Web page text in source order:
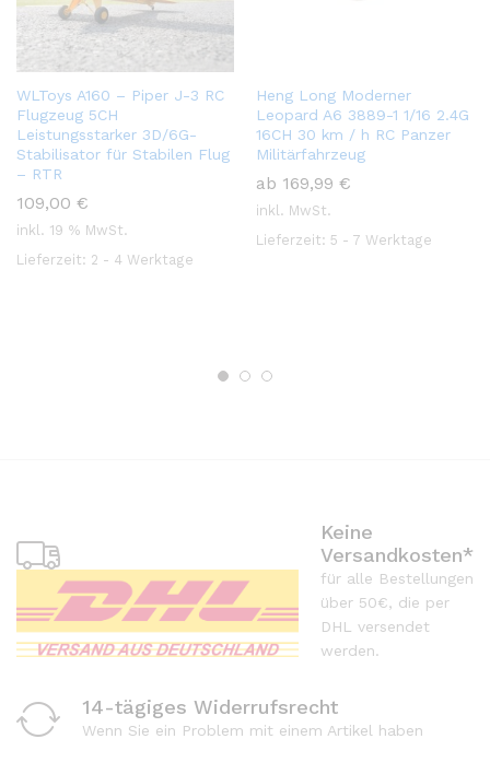
WLToys A160 – Piper J-3 RC
Flugzeug 5CH
Leistungsstarker 3D/6G-
Stabilisator für Stabilen Flug
– RTR
109,00 €
inkl. 19 % MwSt.
Lieferzeit: 2 - 4 Werktage
Heng Long Moderner
Leopard A6 3889-1 1/16 2.4G
16CH 30 km / h RC Panzer
Militärfahrzeug
ab 169,99 €
inkl. MwSt.
Lieferzeit: 5 - 7 Werktage
Keine
Versandkosten*
für alle Bestellungen
über 50€, die per
DHL versendet
werden.
14-tägiges Widerrufsrecht
Wenn Sie ein Problem mit einem Artikel haben